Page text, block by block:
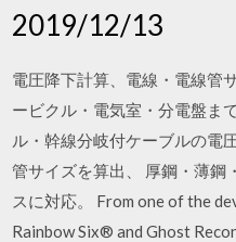
2019/12/13
電圧降下計算、電線・電線管
ービクル・電気室・分電盤ま
ル・幹線分岐付ケーブルの電
管サイズを算出、 厚鋼・薄鋼
スに対応。 From one of the
Rainbow Six® and Ghost